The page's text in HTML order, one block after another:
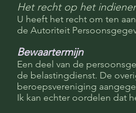
Het recht op het
U heeft het recht om ten
de Autoriteit
Bewaartermijn
Een deel van de
de belastingdienst. De
beroepsvereniging
Ik kan echter oordelen dat